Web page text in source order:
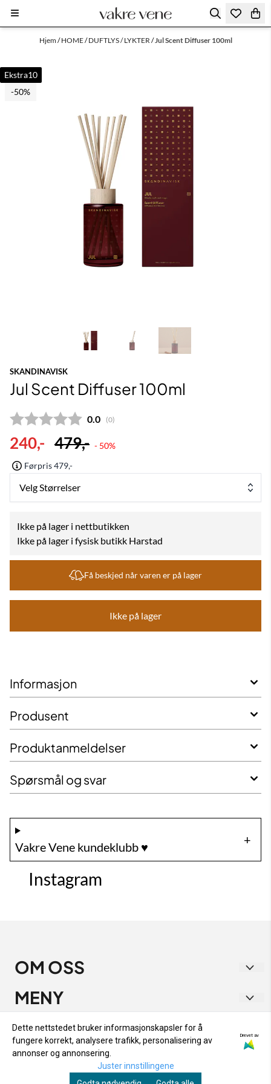
Hopp til innhold
Hjem/HOME/DUFTLYS / LYKTER /Jul Scent Diffuser 100ml
Ekstra10
-50%
SKANDINAVISK
Jul Scent Diffuser 100ml
Gjennomsnittskarakter:
0.0 (stemmer:
0)
240,- 479,- - 50%
Førpris 479,-
Velg Størrelser
Ikke på lager i nettbutikken
Ikke på lager i fysisk butikk Harstad
Få beskjed når varen er på lager
Ikke på lager
Informasjon
Produsent
Produktanmeldelser
Spørsmål og svar
Vakre Vene kundeklubb ♥️
Instagram
OM OSS
Vakre Vene
Strandgata 1
9405 Harstad
Org. nr. 933 282 538
MENY
PERSONVERN
INFO
RETUR OG BYTTE
NYHETSBREV
Registrer deg for å motta nyheter og tilbud!
Dette nettstedet bruker informasjonskapsler for å
fungere korrekt, analysere trafikk, personalisering av
annonser og annonsering.
Drevet av
Juster innstillingene